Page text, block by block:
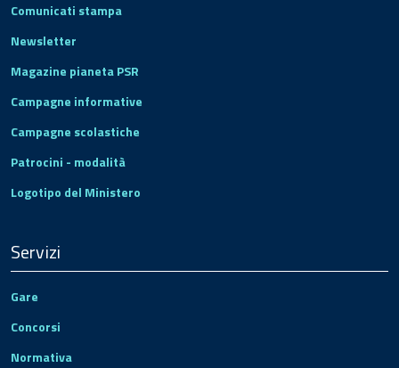
Comunicati stampa
Newsletter
Magazine pianeta PSR
Campagne informative
Campagne scolastiche
Patrocini - modalità
Logotipo del Ministero
Servizi
Gare
Concorsi
Normativa